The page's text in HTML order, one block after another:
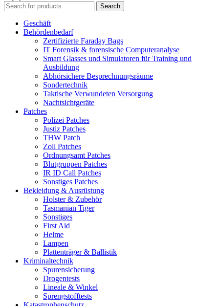
Search
Geschäft
Behördenbedarf
Zertifizierte Faraday Bags
IT Forensik & forensische Computeranalyse
Smart Glasses und Simulatoren für Training und
Ausbildung
Abhörsichere Besprechnungsräume
Sondertechnik
Taktische Verwundeten Versorgung
Nachtsichtgeräte
Patches
Polizei Patches
Justiz Patches
THW Patch
Zoll Patches
Ordnungsamt Patches
Blutgruppen Patches
IR ID Call Patches
Sonstiges Patches
Bekleidung & Ausrüstung
Holster & Zubehör
Tasmanian Tiger
Sonstiges
First Aid
Helme
Lampen
Plattenträger & Ballistik
Kriminaltechnik
Spurensicherung
Drogentests
Lineale & Winkel
Sprengstofftests